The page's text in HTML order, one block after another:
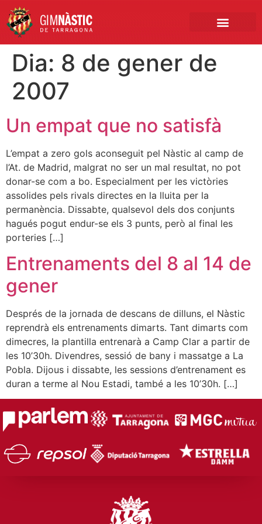
Dia: 8 de gener de
2007
Un empat que no satisfà
L’empat a zero gols aconseguit pel Nàstic al camp de
l’At. de Madrid, malgrat no ser un mal resultat, no pot
donar-se com a bo. Especialment per les victòries
assolides pels rivals directes en la lluita per la
permanència. Dissabte, qualsevol dels dos conjunts
hagués pogut endur-se els 3 punts, però al final les
porteries […]
Entrenaments del 8 al 14 de
gener
Després de la jornada de descans de dilluns, el Nàstic
reprendrà els entrenaments dimarts. Tant dimarts com
dimecres, la plantilla entrenarà a Camp Clar a partir de
les 10’30h. Divendres, sessió de bany i massatge a La
Pobla. Dijous i dissabte, les sessions d’entrenament es
duran a terme al Nou Estadi, també a les 10’30h. […]